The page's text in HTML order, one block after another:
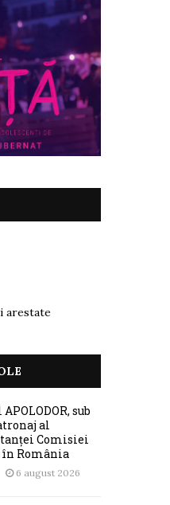
arestate
sub
al
Comisiei
în România
6 august 2026